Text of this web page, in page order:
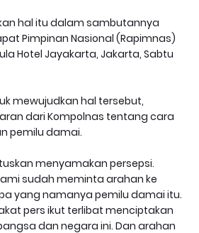
hal itu dalam sambutannya
Pimpinan Nasional (Rapimnas)
Hotel Jayakarta, Jakarta, Sabtu
mewujudkan hal tersebut,
dari Kompolnas tentang cara
pemilu damai.
menyamakan persepsi.
sudah meminta arahan ke
yang namanya pemilu damai itu.
pers ikut terlibat menciptakan
dan negara ini. Dan arahan